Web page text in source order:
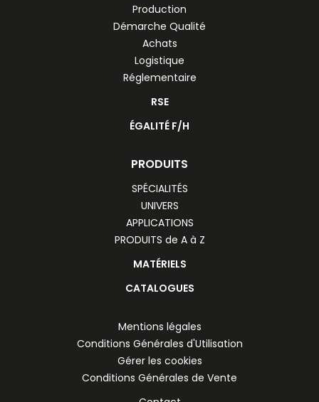
Production
Démarche Qualité
Achats
Logistique
Réglementaire
RSE
ÉGALITÉ F/H
PRODUITS
SPÉCIALITÉS
UNIVERS
APPLICATIONS
PRODUITS de A à Z
MATÉRIELS
CATALOGUES
Mentions légales
Conditions Générales d'Utilisation
Gérer les cookies
Conditions Générales de Vente